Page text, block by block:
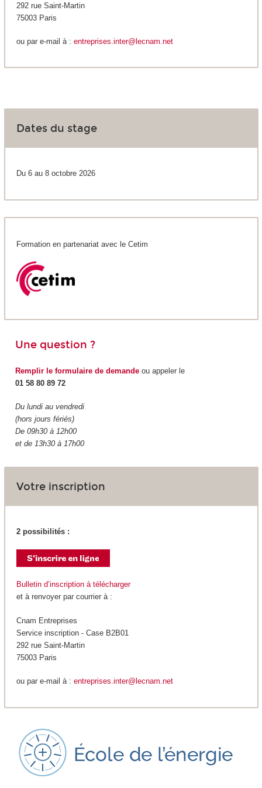
292 rue Saint-Martin
75003 Paris
ou par e-mail à : entreprises.inter@lecnam.net
Dates du stage
Du 6 au 8 octobre 2026
Formation en partenariat avec le Cetim
Une question ?
Remplir le formulaire de demandeou appeler le
01 58 80 89 72
Du lundi au vendredi
(hors jours fériés)
De 09h30 à 12h00
et de 13h30 à 17h00
Votre inscription
2 possibilités :
Bulletin d’inscription à télécharger
et à renvoyer par courrier à :
Cnam Entreprises
Service inscription - Case B2B01
292 rue Saint-Martin
75003 Paris
ou par e-mail à : entreprises.inter@lecnam.net